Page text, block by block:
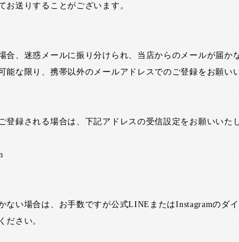
お送りすることがございます。
合、迷惑メールに振り分けられ、当店からのメールが届か
能な限り、携帯以外のメールアドレスでのご登録をお願い
登録される場合は、下記アドレスの受信設定をお願いいた
ない場合は、お手数ですが公式LINEまたはInstagramのダイ
ださい。